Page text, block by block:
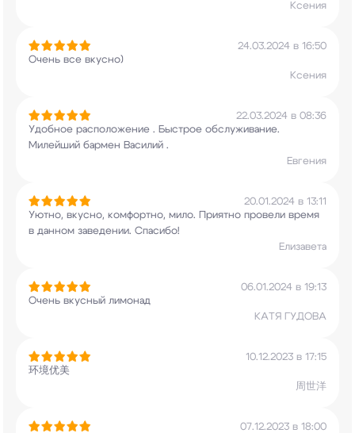
Ксения
24.03.2024 в 16:50
Очень все вкусно)
Ксения
22.03.2024 в 08:36
Удобное расположение . Быстрое обслуживание.
Милейший бармен Василий .
Евгения
20.01.2024 в 13:11
Уютно, вкусно, комфортно, мило. Приятно провели время
в данном заведении. Спасибо!
Елизавета
06.01.2024 в 19:13
Очень вкусный лимонад
КАТЯ ГУДОВА
10.12.2023 в 17:15
环境优美
周世洋
07.12.2023 в 18:00